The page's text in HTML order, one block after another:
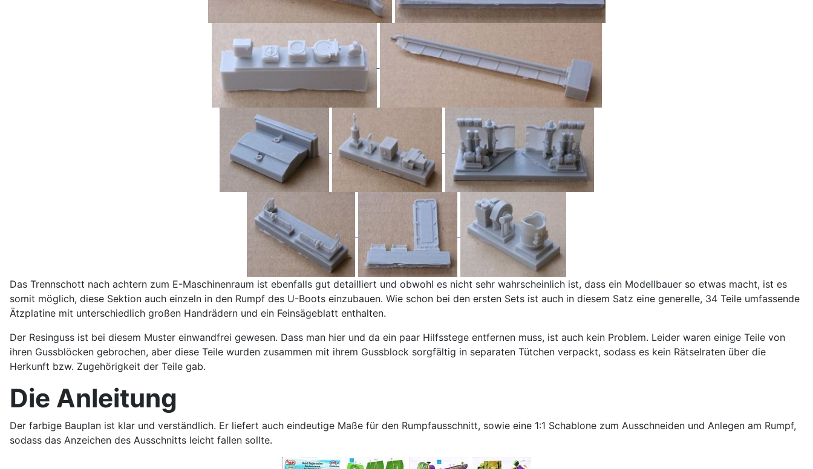
Das Trennschott nach achtern zum E-Maschinenraum ist ebenfalls gut detailliert und obwohl es nicht sehr wahrscheinlich ist, dass ein Modellbauer so etwas macht, ist es
somit möglich, diese Sektion auch einzeln in den Rumpf des U-Boots einzubauen. Wie schon bei den ersten Sets ist auch in diesem Satz eine generelle, 34 Teile umfassende
Ätzplatine mit unterschiedlich großen Handrädern und ein Feinsägeblatt enthalten.
Der Resinguss ist bei diesem Muster einwandfrei gewesen. Dass man hier und da ein paar Hilfsstege entfernen muss, ist auch kein Problem. Leider waren einige Teile von
ihren Gussblöcken gebrochen, aber diese Teile wurden zusammen mit ihrem Gussblock sorgfältig in separaten Tütchen verpackt, sodass es kein Rätselraten über die
Herkunft bzw. Zugehörigkeit der Teile gab.
Die Anleitung
Der farbige Bauplan ist klar und verständlich. Er liefert auch eindeutige Maße für den Rumpfausschnitt, sowie eine 1:1 Schablone zum Ausschneiden und Anlegen am Rumpf,
sodass das Anzeichen des Ausschnitts leicht fallen sollte.